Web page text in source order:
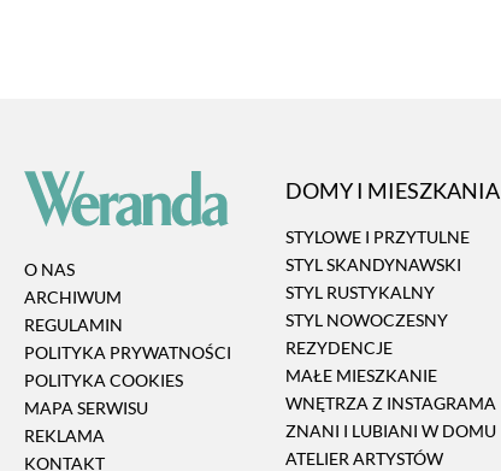
O NAS
ARCHIWUM
REGULAMIN
POLITYKA PRYWATNOŚCI
POLITYKA COOKIES
MAPA SERWISU
REKLAMA
KONTAKT
DOMY I MIESZKANIA
STYLOWE I PRZYTULNE
STYL SKANDYNAWSKI
STYL RUSTYKALNY
STYL NOWOCZESNY
REZYDENCJE
MAŁE MIESZKANIE
WNĘTRZA Z INSTAGRAMA
ZNANI I LUBIANI W DOMU
ATELIER ARTYSTÓW